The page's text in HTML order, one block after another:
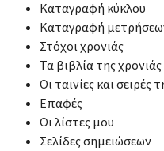
Καταγραφή κύκλου
Καταγραφή
Στόχοι χρονιάς
Τα βιβλία της χρονιάς
Οι ταινίες και σειρές
Επαφές
Οι λίστες μου
Σελίδες σημειώσεων